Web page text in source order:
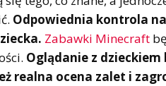
Odpowiednia kontrola
Zabawki Minecraft
Oglądanie z dzieckiem
realna ocena zalet i